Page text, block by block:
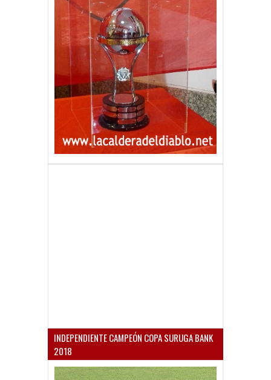
INDEPENDIENTE CAMPEÓN COPA SURUGA BANK
2018